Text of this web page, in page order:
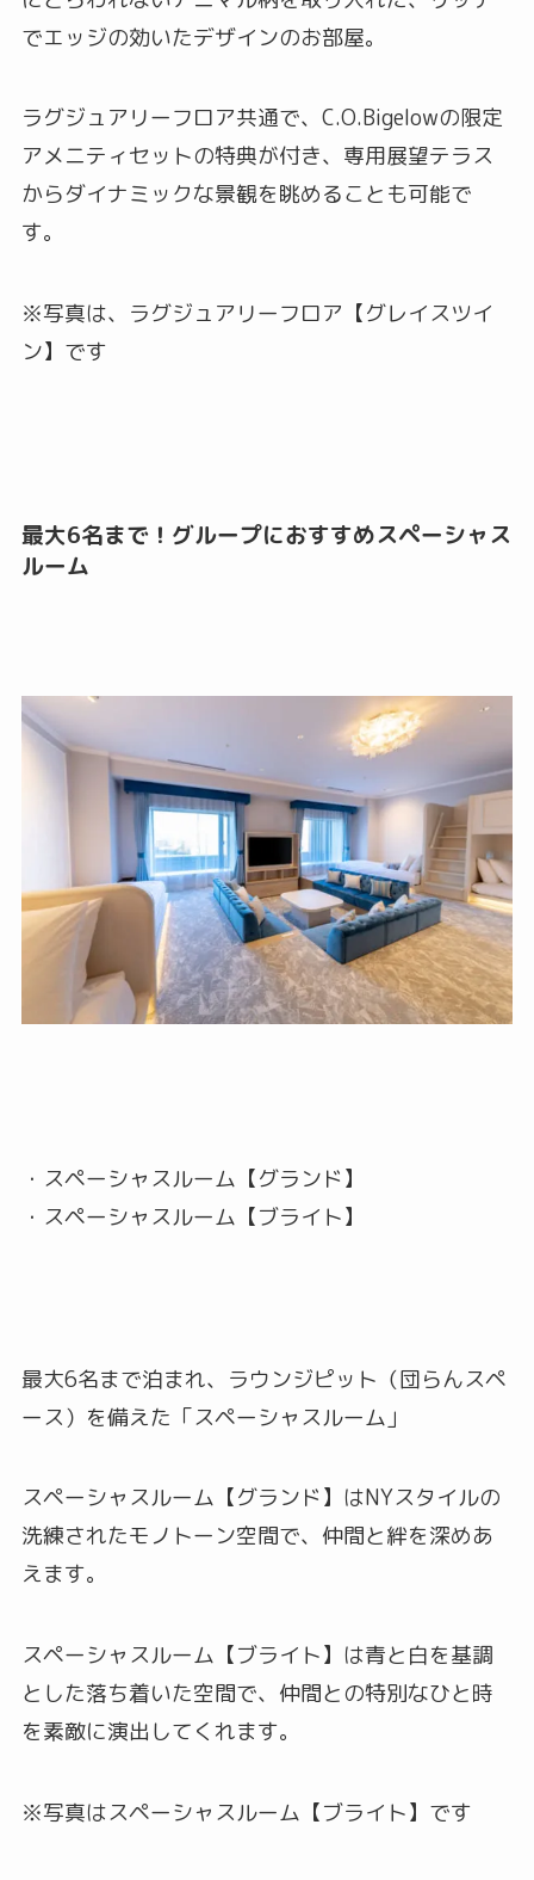
でエッジの効いたデザインのお部屋。
ラグジュアリーフロア共通で、C.O.Bigelowの限定
アメニティセットの特典が付き、専用展望テラス
からダイナミックな景観を眺めることも可能で
す。
※写真は、ラグジュアリーフロア【グレイスツイ
ン】です
最大6名まで！グループにおすすめスペーシャス
ルーム
・スペーシャスルーム【グランド】
・スペーシャスルーム【ブライト】
最大6名まで泊まれ、ラウンジピット（団らんスペ
ース）を備えた「スペーシャスルーム」
スペーシャスルーム【グランド】はNYスタイルの
洗練されたモノトーン空間で、仲間と絆を深めあ
えます。
スペーシャスルーム【ブライト】は青と白を基調
とした落ち着いた空間で、仲間との特別なひと時
を素敵に演出してくれます。
※写真はスペーシャスルーム【ブライト】です